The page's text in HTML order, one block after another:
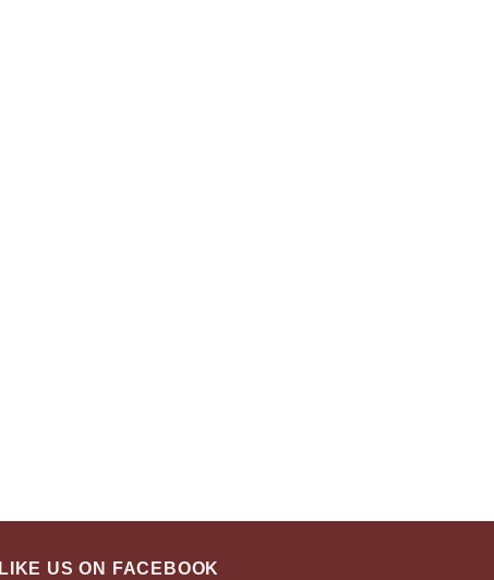
LIKE US ON FACEBOOK